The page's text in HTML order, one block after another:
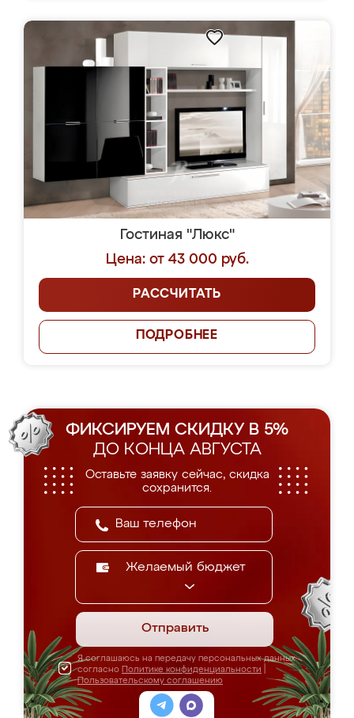
Гостиная "Люкс"
Цена: от 43 000 руб.
РАССЧИТАТЬ
ПОДРОБНЕЕ
ФИКСИРУЕМ СКИДКУ В 5%
ДО КОНЦА АВГУСТА
Оставьте заявку сейчас, скидка
сохранится.
Желаемый бюджет
Отправить
Я соглашаюсь на передачу персональных данных
согласно Политике конфиденциальности
Пользовательскому соглашению